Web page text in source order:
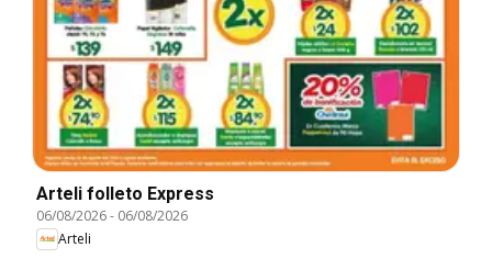
Arteli folleto Express
06/08/2026- 06/08/2026
Arteli